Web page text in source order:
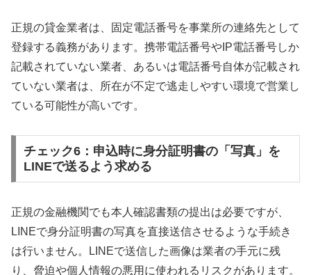
正規の貸金業者は、固定電話番号を事業所の連絡先として
登録する義務があります。携帯電話番号やIP電話番号しか
記載されていない業者、あるいは電話番号自体が記載され
ていない業者は、所在が不定で逃走しやすい環境で営業し
ている可能性が高いです。
チェック6：申込時に身分証明書の「写真」を
LINEで送るよう求める
正規の金融機関でも本人確認書類の提出は必要ですが、
LINEで身分証明書の写真を直接送信させるような手続き
は行いません。LINEで送信した画像は業者の手元に残
り、脅迫や個人情報の悪用に使われるリスクがあります。